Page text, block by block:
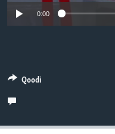
0:00
Qoodi